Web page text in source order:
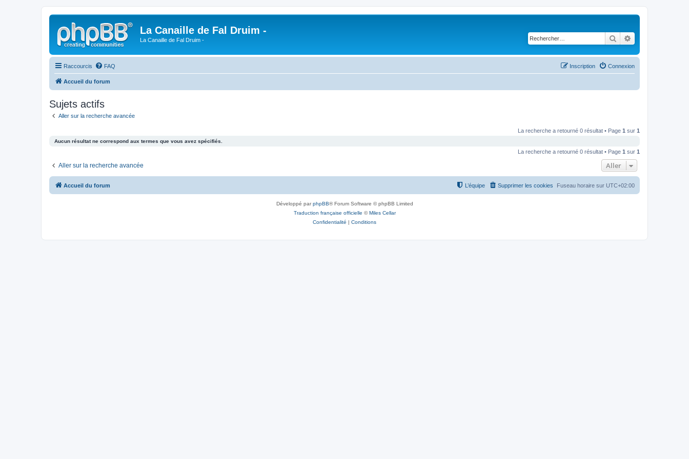
La Canaille de Fal Druim -
La Canaille de Fal Druim - Rechercher
Raccourcis FAQ Connexion
Inscription
Accueil du forum
Sujets actifs
Aller sur la recherche avancée
La recherche a retourné 0 résultat • Page 1 sur 1
Aucun résultat ne correspond aux termes que vous avez spécifiés.
La recherche a retourné 0 résultat • Page 1 sur 1
Aller sur la recherche avancée Aller
Accueil du forum Fuseau horaire sur UTC+02:00
Supprimer les cookies
L’équipe
Développé parphpBB® Forum Software © phpBB Limited
Traduction française officielle ©Miles Cellar
Confidentialité | Conditions